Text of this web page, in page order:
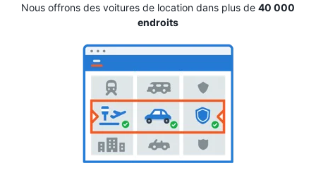
Nous offrons des voitures de location dans plus de 40 000
endroits